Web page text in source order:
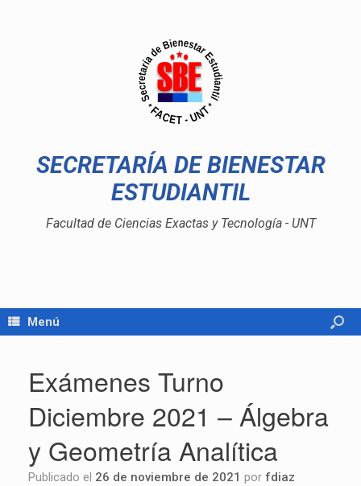
SECRETARÍA DE BIENESTAR
ESTUDIANTIL
Facultad de Ciencias Exactas y Tecnología - UNT
Menú
Exámenes Turno
Diciembre 2021 – Álgebra
y Geometría Analítica
Publicado el 26 de noviembre de 2021 por fdiaz